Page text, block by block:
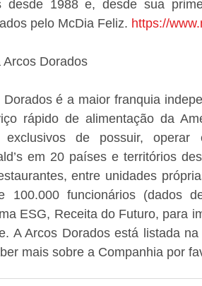
desde 1988 e, desde sua
pelo McDia Feliz. https://
Arcos Dorados
Dorados é a maior franquia
rápido de alimentação da
exclusivos de possuir,
em 20 países e territórios
entre unidades
100.000 funcionários (dados
ESG, Receita do Futuro, para
A Arcos Dorados está listada
mais sobre a Companhia por